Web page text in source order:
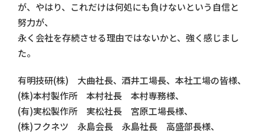
が、やはり、これだけは何処にも負けないという自信と
努力が、
永く会社を存続させる理由ではないかと、強く感じまし
た。
有明技研(株) 大曲社長、酒井工場長、本社工場の皆様、
(株)本村製作所 本村社長 本村専務様、
(有)実松製作所 実松社長 宮原工場長様、
(株)フクネツ 永島会長 永島社長 高盛部長様、